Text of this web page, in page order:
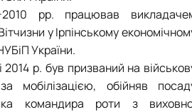
рр. працював
у Ірпінському
України.
2014 р. був призваний на
мобілізацією, обійняв
командира роти з